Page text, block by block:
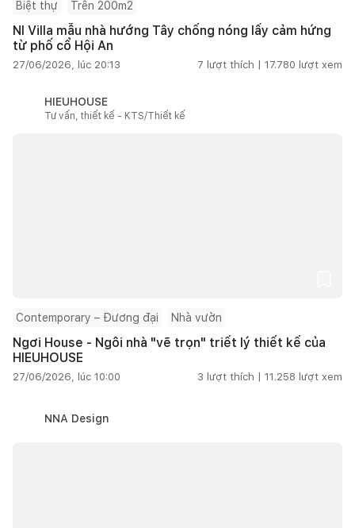
Biệt thự Trên 200m2
NI Villa mẫu nhà hướng Tây chống nóng lấy cảm hứng
từ phố cổ Hội An
27/06/2026, lúc 20:13 7 lượt thích | 17.780 lượt xem
HIEUHOUSE
Tư vấn, thiết kế - KTS/Thiết kế
Contemporary – Đương đại Nhà vườn
Ngơi House - Ngôi nhà "vẽ trọn" triết lý thiết kế của
HIEUHOUSE
27/06/2026, lúc 10:00 3 lượt thích | 11.258 lượt xem
NNA Design